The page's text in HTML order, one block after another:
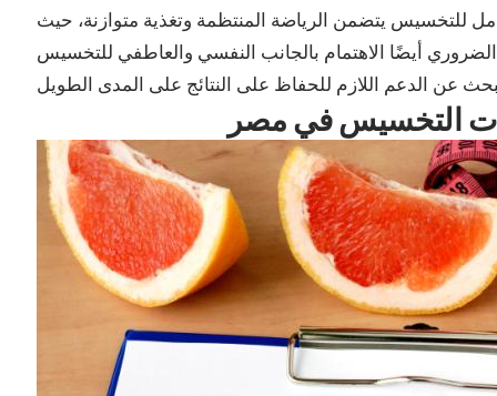
للتخسيس يتضمن الرياضة المنتظمة وتغذية متوازنة، حيث
أيضًا الاهتمام بالجانب النفسي والعاطفي للتخسيس
التخسيس في مصر